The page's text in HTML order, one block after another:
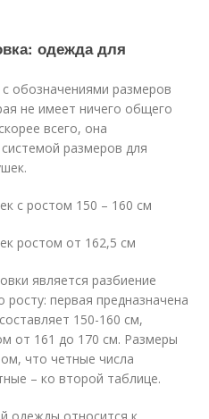
одежда для
обозначениями размеров
не имеет ничего общего
всего, она
размеров для
с ростом 150 – 160 см
ростом от 162,5 см
является разбиение
первая предназначена
150-160 см,
от 161 до 170 см. Размеры
что четные числа
– ко второй таблице.